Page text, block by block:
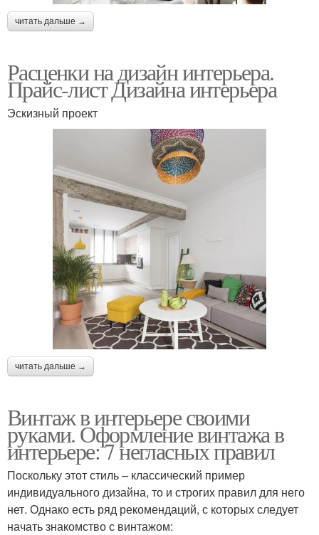
читать дальше →
Расценки на дизайн интерьера.
Прайс-лист Дизайна интерьера
Эскизный проект
читать дальше →
Винтаж в интерьере своими
руками. Оформление винтажа в
интерьере: 7 негласных правил
Поскольку этот стиль – классический пример
индивидуального дизайна, то и строгих правил для него
нет. Однако есть ряд рекомендаций, с которых следует
начать знакомство с винтажом: